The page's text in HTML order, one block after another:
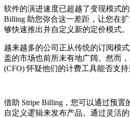
软件的演进速度已超越了变现模式
Billing 助您弥合这一差距，让您在
够快速推出并自定义新的定价模式。
越来越多的公司正从传统的订阅模
盖的市场也前所未有地广阔。然而
(CFO) 怀疑他们的计费工具能否支持
借助 Stripe Billing，您可以通过预置
自定义逻辑来发布产品。通过灵活